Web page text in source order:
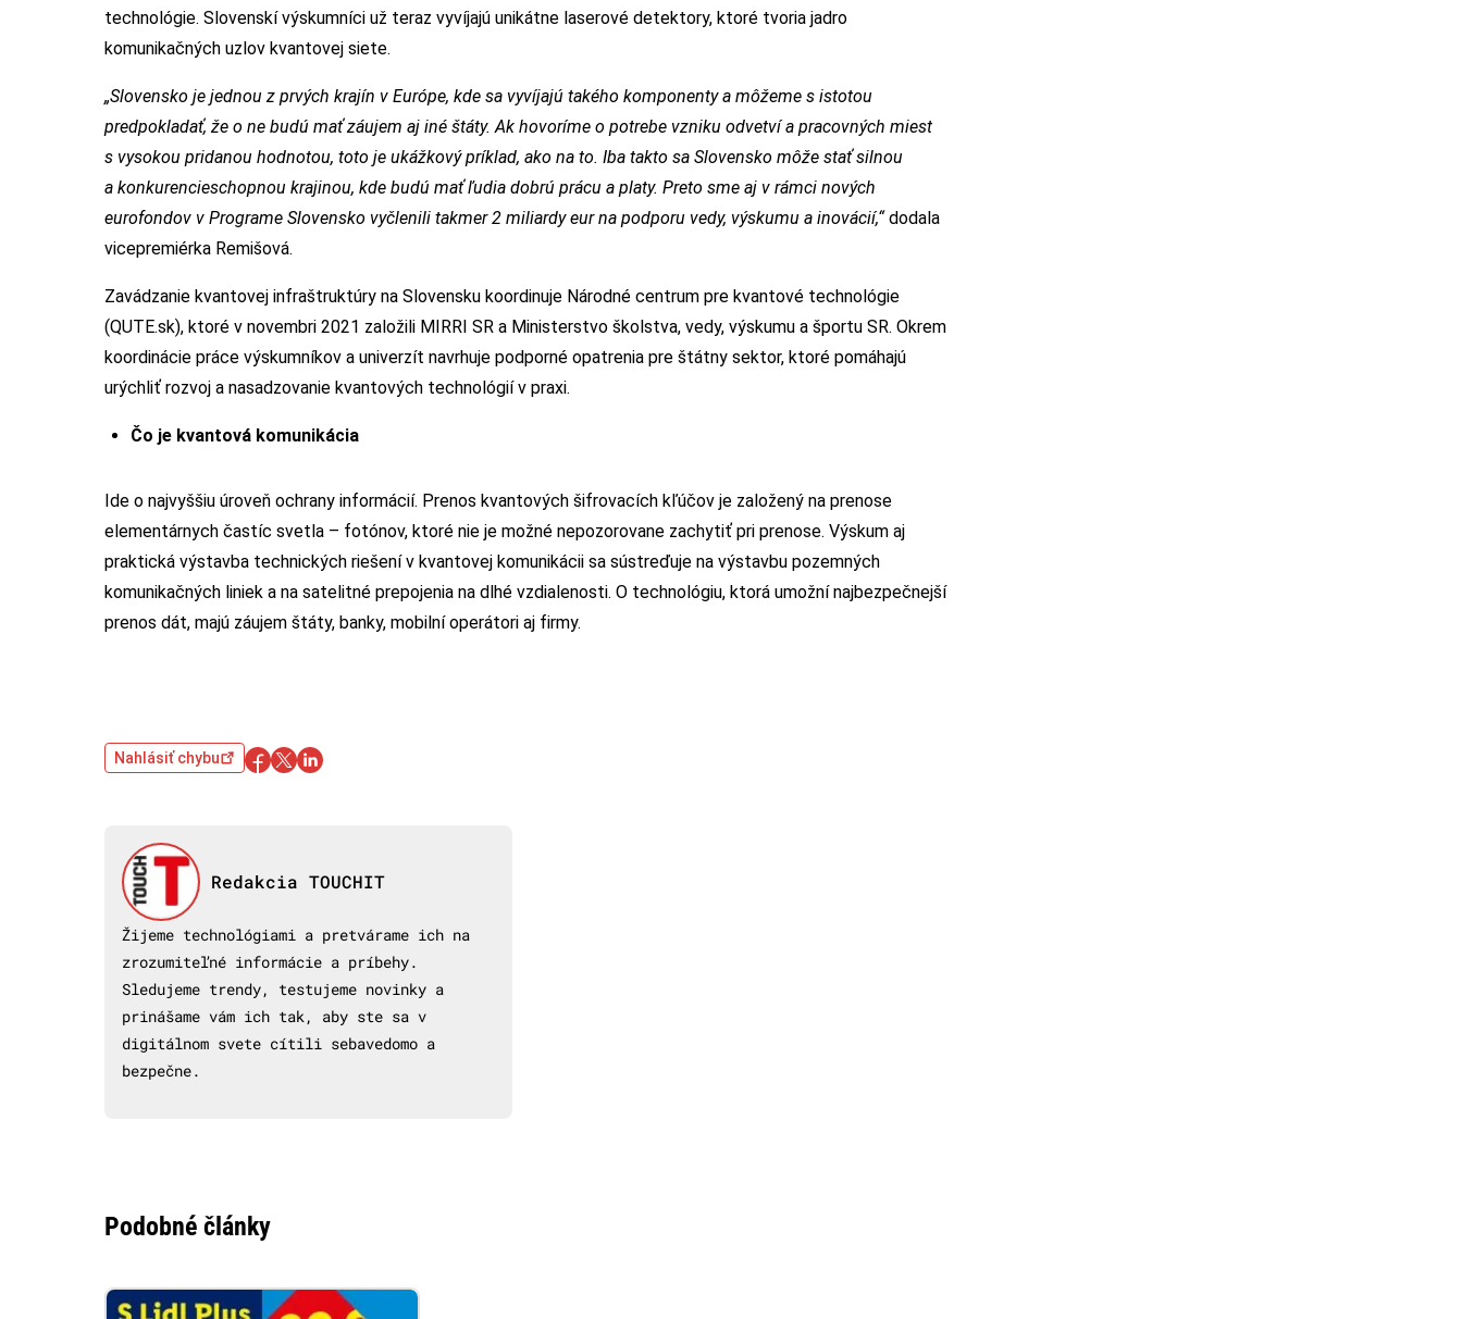
technológie. Slovenskí výskumníci už teraz vyvíjajú unikátne laserové detektory, ktoré tvoria jadro
komunikačných uzlov kvantovej siete.
„Slovensko je jednou z prvých krajín v Európe, kde sa vyvíjajú takého komponenty a môžeme s istotou
predpokladať, že o ne budú mať záujem aj iné štáty. Ak hovoríme o potrebe vzniku odvetví a pracovných miest
s vysokou pridanou hodnotou, toto je ukážkový príklad, ako na to. Iba takto sa Slovensko môže stať silnou
a konkurencieschopnou krajinou, kde budú mať ľudia dobrú prácu a platy. Preto sme aj v rámci nových
eurofondov v Programe Slovensko vyčlenili takmer 2 miliardy eur na podporu vedy, výskumu a inovácií,“dodala
vicepremiérka Remišová.
Zavádzanie kvantovej infraštruktúry na Slovensku koordinuje Národné centrum pre kvantové technológie
(QUTE.sk), ktoré v novembri 2021 založili MIRRI SR a Ministerstvo školstva, vedy, výskumu a športu SR. Okrem
koordinácie práce výskumníkov a univerzít navrhuje podporné opatrenia pre štátny sektor, ktoré pomáhajú
urýchliť rozvoj a nasadzovanie kvantových technológií v praxi.
Čo je kvantová komunikácia
Ide o najvyššiu úroveň ochrany informácií. Prenos kvantových šifrovacích kľúčov je založený na prenose
elementárnych častíc svetla – fotónov, ktoré nie je možné nepozorovane zachytiť pri prenose. Výskum aj
praktická výstavba technických riešení v kvantovej komunikácii sa sústreďuje na výstavbu pozemných
komunikačných liniek a na satelitné prepojenia na dlhé vzdialenosti. O technológiu, ktorá umožní najbezpečnejší
prenos dát, majú záujem štáty, banky, mobilní operátori aj firmy.
Nahlásiť chybu
Redakcia TOUCHIT
Žijeme technológiami a pretvárame ich na
zrozumiteľné informácie a príbehy.
Sledujeme trendy, testujeme novinky a
prinášame vám ich tak, aby ste sa v
digitálnom svete cítili sebavedomo a
bezpečne.
Podobné články